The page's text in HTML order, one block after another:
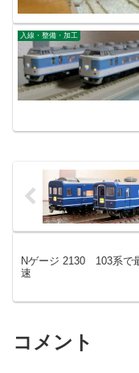
入線・整備・加工
Nゲージ 2130 103系で
速
コメント